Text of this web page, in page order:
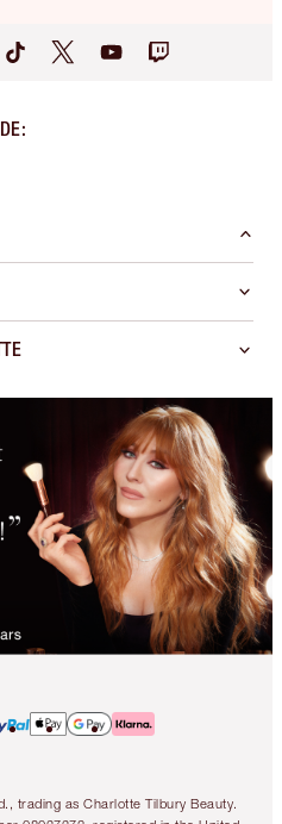
:
trading as Charlotte Tilbury Beauty.